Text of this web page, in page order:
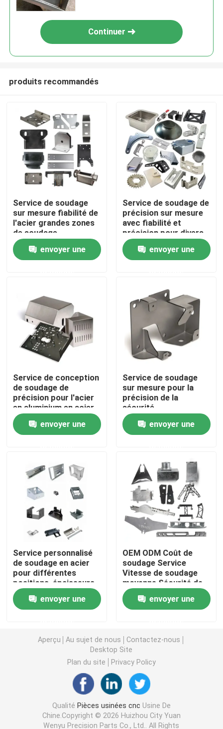
À la maison
Produits
À propos de nous
Visite de l'usine
Contrôle de la qualité
Nous contacter
Nouvelles
Pièces usinées cnc
Pièces de fraisage CNC
Pièces de fraisage de rotation de commande
Pièces d'acier inoxydable de commande numérique
Pièces en laiton de commande numérique par
Pièces de découpe laser
Commande numérique par ordinateur emboutissant
Pièces imprimées en 3D
Continuer
produits recommandés
Service de soudage
sur mesure fiabilité de
l'acier grandes zones
de soudage
envoyer une
Service de soudage de
précision sur mesure
avec fiabilité et
précision pour divers
matériaux
envoyer une
Service de conception
de soudage de
précision pour l'acier
en aluminium en acier
inoxydable 0,5 mm-50
mm
envoyer une
Service de soudage
sur mesure pour la
précision de la
sécurité
MIG/TIG/Stick
envoyer une
Service personnalisé
de soudage en acier
pour différentes
positions, épaisseurs
et niveaux de vitesse
envoyer une
OEM ODM Coût de
soudage Service
Vitesse de soudage
moyenne Sécurité de
soudage basse
envoyer une
Aperçu Au sujet de nous
Contactez-nous
Desktop Site
Plan du site
Privacy Policy
Qualité Pièces usinées cnc Usine De
Chine.Copyright © 2026 Huizhou City Yuan
Wenyu Precision Parts Co., Ltd.. All Rights